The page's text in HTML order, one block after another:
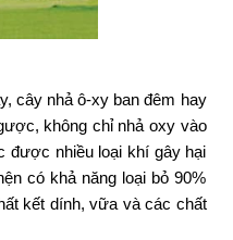
cây nhả ô-xy ban đêm hay
không chỉ nhả oxy vào
được nhiều loại khí gây hại
có khả năng loại bỏ 90%
kết dính, vữa và các chất